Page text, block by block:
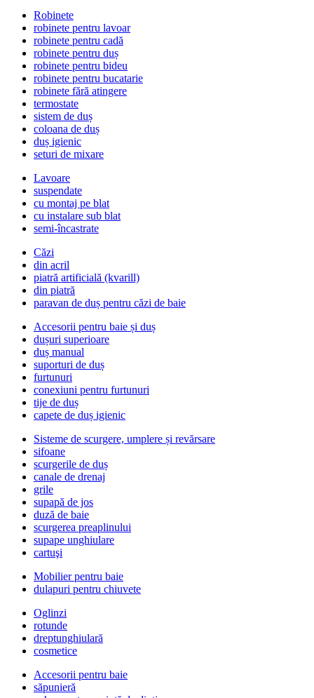
Robinete
robinete pentru lavoar
robinete pentru cadă
robinete pentru duș
robinete pentru bideu
robinete pentru bucatarie
robinete fără atingere
termostate
sistem de duș
coloana de duș
duș igienic
seturi de mixare
Lavoare
suspendate
cu montaj pe blat
cu instalare sub blat
semi-încastrate
Căzi
din acril
piatră artificială (kvarill)
din piatră
paravan de duș pentru căzi de baie
Accesorii pentru baie și duș
dușuri superioare
duș manual
suporturi de duș
furtunuri
conexiuni pentru furtunuri
tije de duș
capete de duș igienic
Sisteme de scurgere, umplere și revărsare
sifoane
scurgerile de duș
canale de drenaj
grile
supapă de jos
duză de baie
scurgerea preaplinului
supape unghiulare
cartuşi
Mobilier pentru baie
dulapuri pentru chiuvete
Oglinzi
rotunde
dreptunghiulară
cosmetice
Accesorii pentru baie
săpunieră